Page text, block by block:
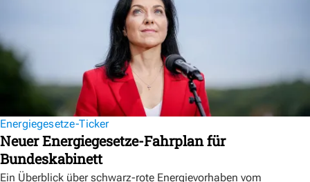
Energiegesetze-Ticker
Neuer Energiegesetze-Fahrplan für
Bundeskabinett
Ein Überblick über schwarz-rote Energievorhaben vom